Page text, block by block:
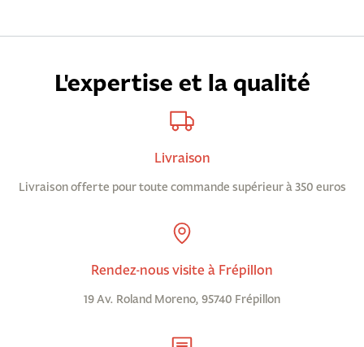
L'expertise et la qualité
Livraison
Livraison offerte pour toute commande supérieur à 350 euros
Rendez-nous visite à Frépillon
19 Av. Roland Moreno, 95740 Frépillon